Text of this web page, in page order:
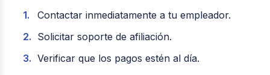
Contactar inmediatamente a tu empleador.
Solicitar soporte de afiliación.
Verificar que los pagos estén al día.